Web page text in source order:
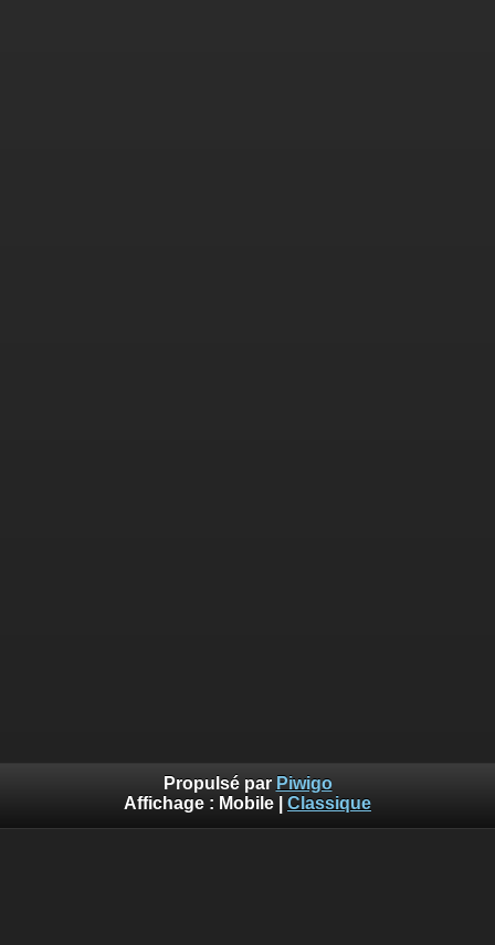
Propulsé par Piwigo
Affichage : Mobile Classique